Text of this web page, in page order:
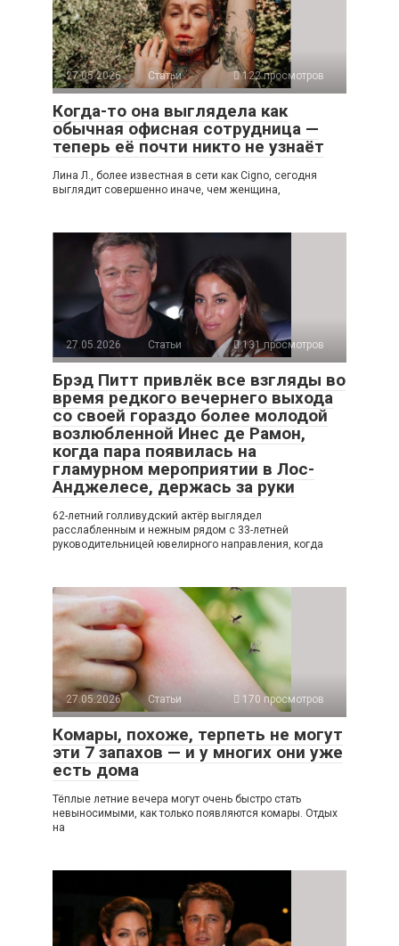
27.05.2026 Статьи 122 просмотров
Когда-то она выглядела как
обычная офисная сотрудница —
теперь её почти никто не узнаёт
Лина Л., более известная в сети как Cigno, сегодня
выглядит совершенно иначе, чем женщина,
27.05.2026 Статьи 131 просмотров
Брэд Питт привлёк все взгляды во
время редкого вечернего выхода
со своей гораздо более молодой
возлюбленной Инес де Рамон,
когда пара появилась на
гламурном мероприятии в Лос-
Анджелесе, держась за руки
62-летний голливудский актёр выглядел
расслабленным и нежным рядом с 33-летней
руководительницей ювелирного направления, когда
27.05.2026 Статьи 170 просмотров
Комары, похоже, терпеть не могут
эти 7 запахов — и у многих они уже
есть дома
Тёплые летние вечера могут очень быстро стать
невыносимыми, как только появляются комары. Отдых
на